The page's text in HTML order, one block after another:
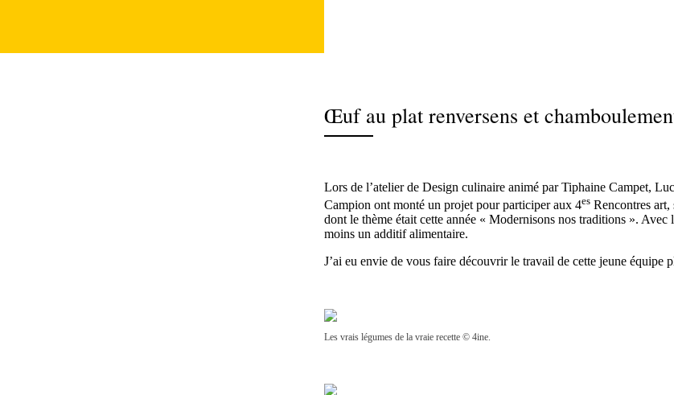
Œuf au plat renversens et
Lors de l’atelier de Design culinaire animé par Tiphaine Campet,
Campion ont monté un projet pour participer aux 4es Rencontres art,
dont le thème était cette année « Modernisons nos traditions ». Avec
moins un additif alimentaire.
J’ai eu envie de vous faire découvrir le travail de cette jeune équipe
Les vrais légumes de la vraie recette © 4ine.